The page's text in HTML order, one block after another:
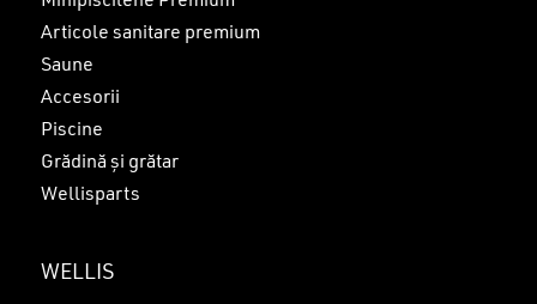
Articole sanitare premium
Saune
Accesorii
Piscine
Grădină și grătar
Wellisparts
WELLIS